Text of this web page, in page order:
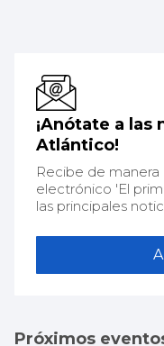
¡Anótate a
Atlántico!
Recibe de manera
electrónico 'El
las principales
Próximos